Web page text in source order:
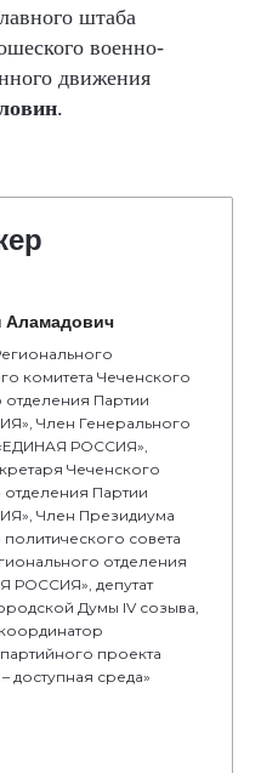
штаба
военно-
движения
.
Аламадович
комитета Чеченского
Партии
Член Генерального
РОССИЯ»,
Чеченского
Партии
Член Президиума
совета
отделения
РОССИЯ», депутат
Думы IV созыва,
проекта
доступная среда»